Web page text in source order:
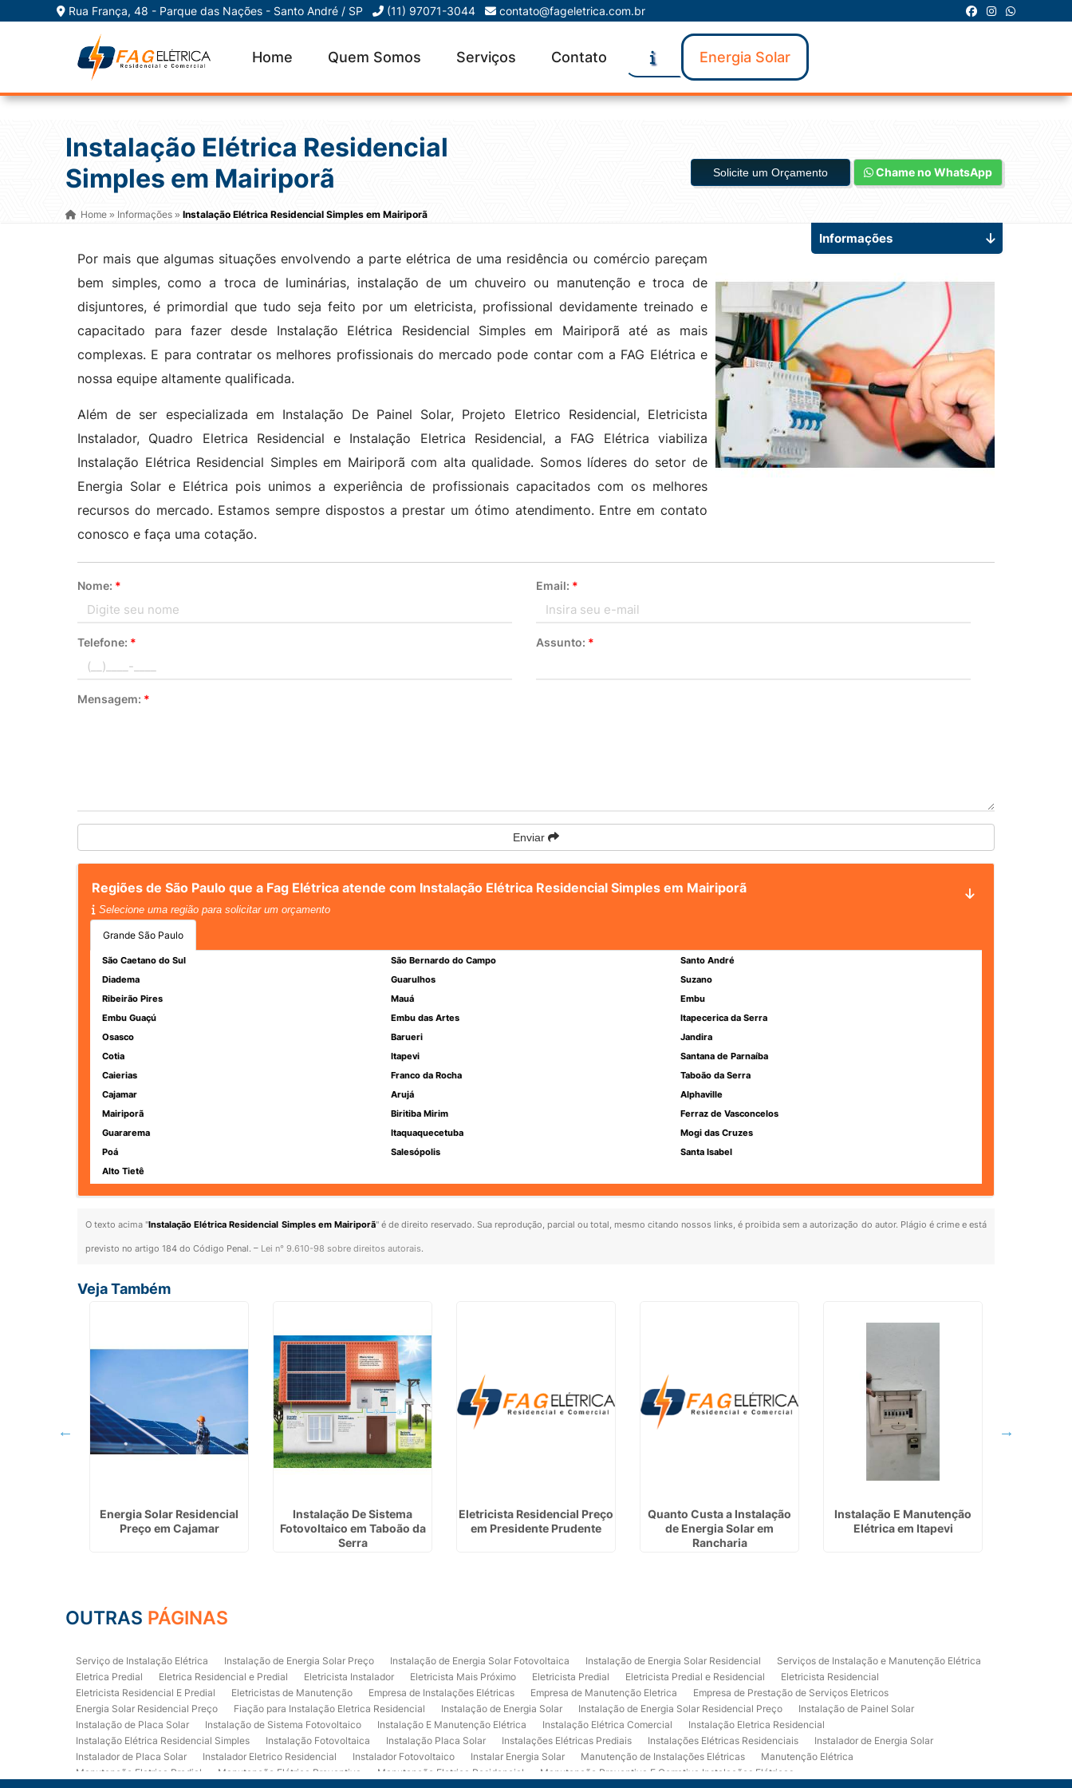
Rua França, 48 - Parque das Nações - Santo André / SP (11) 97071-3044 contato@fageletrica.com.br
Home Quem Somos Serviços Contato Energia Solar
Instalação Elétrica Residencial
Simples em Mairiporã
Home » Informações » Instalação Elétrica Residencial Simples em Mairiporã
Solicite um Orçamento Chame no WhatsApp
Por mais que algumas situações envolvendo a parte elétrica de uma residência ou comércio pareçam
bem simples, como a troca de luminárias, instalação de um chuveiro ou manutenção e troca de
disjuntores, é primordial que tudo seja feito por um eletricista, profissional devidamente treinado e
capacitado para fazer desde Instalação Elétrica Residencial Simples em Mairiporã até as mais
complexas. E para contratar os melhores profissionais do mercado pode contar com a FAG Elétrica e
nossa equipe altamente qualificada.
Além de ser especializada em Instalação De Painel Solar, Projeto Eletrico Residencial, Eletricista
Instalador, Quadro Eletrica Residencial e Instalação Eletrica Residencial, a FAG Elétrica viabiliza
Instalação Elétrica Residencial Simples em Mairiporã com alta qualidade. Somos líderes do setor de
Energia Solar e Elétrica pois unimos a experiência de profissionais capacitados com os melhores
recursos do mercado. Estamos sempre dispostos a prestar um ótimo atendimento. Entre em contato
conosco e faça uma cotação.
Nome: * Email: *
Telefone: * Assunto: *
Mensagem: *
Enviar
Regiões de São Paulo que a Fag Elétrica atende com Instalação Elétrica Residencial Simples em Mairiporã
Selecione uma região para solicitar um orçamento
Grande São Paulo
São Caetano do Sul São Bernardo do Campo
Santo André
Diadema
Guarulhos
Suzano
Ribeirão Pires
Mauá
Embu
Embu Guaçú
Embu das Artes
Itapecerica da Serra
Osasco
Barueri
Jandira
Cotia
Itapevi
Santana de Parnaíba
Caierias
Franco da Rocha
Taboão da Serra
Cajamar
Arujá
Alphaville
Mairiporã
Biritiba Mirim
Ferraz de Vasconcelos
Guararema
Itaquaquecetuba
Mogi das Cruzes
Poá
Salesópolis
Santa Isabel
Alto Tietê
O texto acima "Instalação Elétrica Residencial Simples em Mairiporã" é de direito reservado. Sua reprodução, parcial ou total, mesmo citando nossos links, é proibida sem a autorização do autor. Plágio é crime e está
previsto no artigo 184 do Código Penal. – Lei n° 9.610-98 sobre direitos autorais.
Informações
Veja Também
Energia Solar Residencial
Preço em Cajamar
Instalação De Sistema
Fotovoltaico em Taboão da
Serra
Eletricista Residencial Preço
em Presidente Prudente
Quanto Custa a Instalação
de Energia Solar em
Rancharia
Instalação E Manutenção
Elétrica em Itapevi
OUTRAS PÁGINAS
Serviço de Instalação Elétrica Instalação de Energia Solar Preço Instalação de Energia Solar Fotovoltaica Instalação de Energia Solar Residencial
Serviços de Instalação e Manutenção Elétrica
Eletrica Predial
Eletrica Residencial e Predial Eletricista Instalador Eletricista Mais Próximo Eletricista Predial Eletricista Predial e Residencial
Eletricista Residencial
Eletricista Residencial E Predial
Eletricistas de Manutenção Empresa de Instalações Elétricas Empresa de Manutenção Eletrica
Empresa de Prestação de Serviços Eletricos
Energia Solar Residencial Preço
Fiação para Instalação Eletrica Residencial Instalação de Energia Solar Instalação de Energia Solar Residencial Preço
Instalação de Painel Solar
Instalação de Placa Solar
Instalação de Sistema Fotovoltaico Instalação E Manutenção Elétrica Instalação Elétrica Comercial
Instalação Eletrica Residencial
Instalação Elétrica Residencial Simples
Instalação Fotovoltaica Instalação Placa Solar Instalações Elétricas Prediais Instalações Elétricas Residenciais
Instalador de Energia Solar
Instalador de Placa Solar
Instalador Eletrico Residencial Instalador Fotovoltaico Instalar Energia Solar Manutenção de Instalações Elétricas
Manutenção Elétrica
Manutenção Eletrica Predial
Manutenção Elétrica Preventiva Manutenção Eletrica Residencial
Manutenção Preventiva E Corretiva Instalações Elétricas